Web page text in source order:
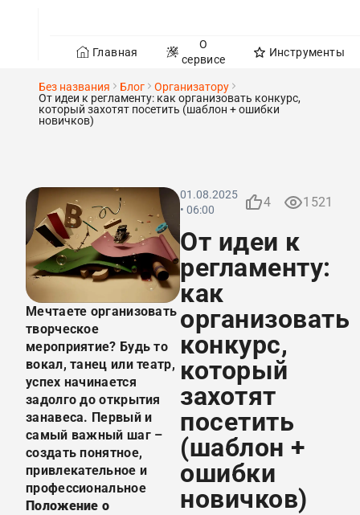
Главная
О
сервисе
Инструменты
Без названия Блог
Организатору
От идеи к регламенту: как организовать конкурс,
который захотят посетить (шаблон + ошибки
новичков)
Мечтаете организовать
творческое
мероприятие? Будь то
вокал, танец или театр,
успех начинается
задолго до открытия
занавеса. Первый и
самый важный шаг –
создать понятное,
привлекательное и
профессиональное
Положение о
01.08.2025
• 06:00
4 1521
От идеи к
регламенту:
как
организовать
конкурс,
который
захотят
посетить
(шаблон +
ошибки
новичков)